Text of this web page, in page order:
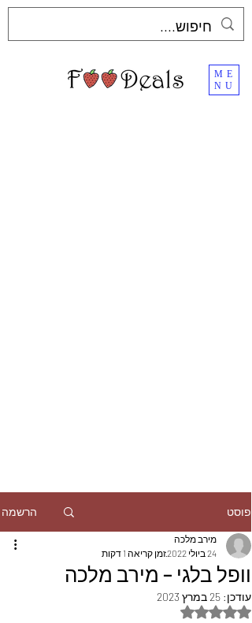
ME
NU
פוסט הרשמה
וופל בלגי – מירב מלכה
מירב מלכה
24 ביולי 2022
זמן קריאה 1 דקות
עודכן: 25 במרץ 2023
דירוג של NaN מתוך 5 כוכבים